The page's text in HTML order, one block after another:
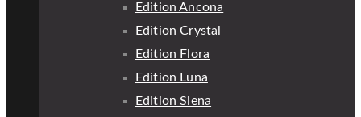
Edition Ancona
Edition Crystal
Edition Flora
Edition Luna
Edition Siena